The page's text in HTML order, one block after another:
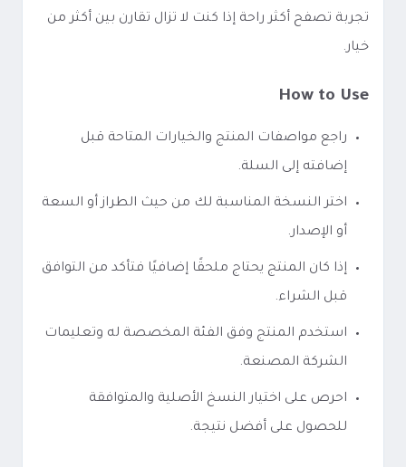
تجربة تصفح أكثر راحة إذا كنت لا تزال تقارن بين أكثر من
خيار.
How to Use
راجع مواصفات المنتج والخيارات المتاحة قبل
إضافته إلى السلة.
اختر النسخة المناسبة لك من حيث الطراز أو السعة
أو الإصدار.
إذا كان المنتج يحتاج ملحقًا إضافيًا فتأكد من التوافق
قبل الشراء.
استخدم المنتج وفق الفئة المخصصة له وتعليمات
الشركة المصنعة.
احرص على اختيار النسخ الأصلية والمتوافقة
للحصول على أفضل نتيجة.